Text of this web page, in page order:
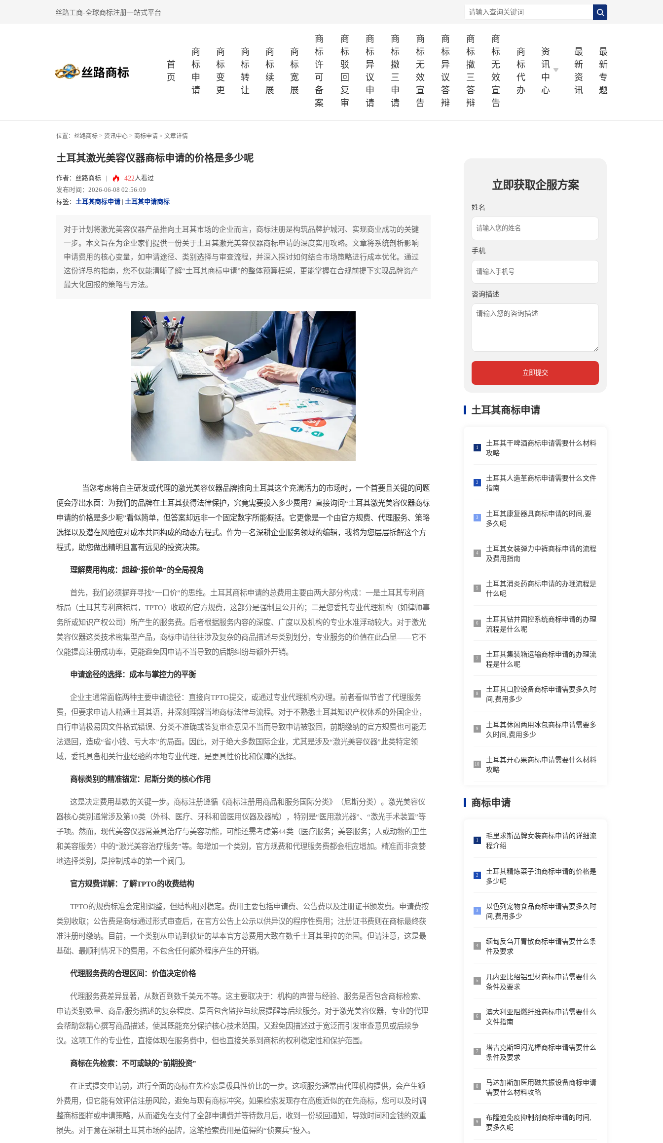
丝路工商-全球商标注册一站式平台
首
页
商
标
申
请
商
标
变
更
商
标
转
让
商
标
续
展
商
标
宽
展
商
标
许
可
备
案
商
标
驳
回
复
审
商
标
异
议
申
请
商
标
撤
三
申
请
商
标
无
效
宣
告
商
标
异
议
答
辩
商
标
撤
三
答
辩
商
标
无
效
宣
告
商
标
代
办
资
讯
中
心
最
新
资
讯
最
新
专
题
位置： 丝路商标 > 资讯中心 > 商标申请 > 文章详情
土耳其激光美容仪器商标申请的价格是多少呢
作者：丝路商标 422人看过
发布时间：2026-06-08 02:56:09
标签： 土耳其商标申请 土耳其申请商标
对于计划将激光美容仪器产品推向土耳其市场的企业而言，商标注册是构筑品牌护城河、实现商业成功的关键
一步。本文旨在为企业家们提供一份关于土耳其激光美容仪器商标申请的深度实用攻略。文章将系统剖析影响
申请费用的核心变量，如申请途径、类别选择与审查流程，并深入探讨如何结合市场策略进行成本优化。通过
这份详尽的指南，您不仅能清晰了解“土耳其商标申请”的整体预算框架，更能掌握在合规前提下实现品牌资产
最大化回报的策略与方法。
当您考虑将自主研发或代理的激光美容仪器品牌推向土耳其这个充满活力的市场时，一个首要且关键的问题
便会浮出水面：为我们的品牌在土耳其获得法律保护，究竟需要投入多少费用？直接询问“土耳其激光美容仪器商标
申请的价格是多少呢”看似简单，但答案却远非一个固定数字所能概括。它更像是一个由官方规费、代理服务、策略
选择以及潜在风险应对成本共同构成的动态方程式。作为一名深耕企业服务领域的编辑，我将为您层层拆解这个方
程式，助您做出精明且富有远见的投资决策。
理解费用构成：超越“报价单”的全局视角
首先，我们必须摒弃寻找“一口价”的思维。土耳其商标申请的总费用主要由两大部分构成：一是土耳其专利商
标局（土耳其专利商标局，TPTO）收取的官方规费，这部分是强制且公开的；二是您委托专业代理机构（如律师事
务所或知识产权公司）所产生的服务费。后者根据服务内容的深度、广度以及机构的专业水准浮动较大。对于激光
美容仪器这类技术密集型产品，商标申请往往涉及复杂的商品描述与类别划分，专业服务的价值在此凸显——它不
仅能提高注册成功率，更能避免因申请不当导致的后期纠纷与额外开销。
申请途径的选择：成本与掌控力的平衡
企业主通常面临两种主要申请途径：直接向TPTO提交，或通过专业代理机构办理。前者看似节省了代理服务
费，但要求申请人精通土耳其语，并深刻理解当地商标法律与流程。对于不熟悉土耳其知识产权体系的外国企业，
自行申请极易因文件格式错误、分类不准确或答复审查意见不当而导致申请被驳回，前期缴纳的官方规费也可能无
法退回，造成“省小钱、亏大本”的局面。因此，对于绝大多数国际企业，尤其是涉及“激光美容仪器”此类特定领
域，委托具备相关行业经验的本地专业代理，是更具性价比和保障的选择。
商标类别的精准锚定：尼斯分类的核心作用
这是决定费用基数的关键一步。商标注册遵循《商标注册用商品和服务国际分类》（尼斯分类）。激光美容仪
器核心类别通常涉及第10类（外科、医疗、牙科和兽医用仪器及器械），特别是“医用激光器”、“激光手术装置”等
子项。然而，现代美容仪器常兼具治疗与美容功能，可能还需考虑第44类（医疗服务；美容服务；人或动物的卫生
和美容服务）中的“激光美容治疗服务”等。每增加一个类别，官方规费和代理服务费都会相应增加。精准而非贪婪
地选择类别，是控制成本的第一个阀门。
官方规费详解：了解TPTO的收费结构
TPTO的规费标准会定期调整，但结构相对稳定。费用主要包括申请费、公告费以及注册证书颁发费。申请费按
类别收取；公告费是商标通过形式审查后，在官方公告上公示以供异议的程序性费用；注册证书费则在商标最终获
准注册时缴纳。目前，一个类别从申请到获证的基本官方总费用大致在数千土耳其里拉的范围。但请注意，这是最
基础、最顺利情况下的费用，不包含任何额外程序产生的开销。
代理服务费的合理区间：价值决定价格
代理服务费差异显著，从数百到数千美元不等。这主要取决于：机构的声誉与经验、服务是否包含商标检索、
申请类别数量、商品/服务描述的复杂程度、是否包含监控与续展提醒等后续服务。对于激光美容仪器，专业的代理
会帮助您精心撰写商品描述，使其既能充分保护核心技术范围，又避免因描述过于宽泛而引发审查意见或后续争
议。这项工作的专业性，直接体现在服务费中，但也直接关系到商标的权利稳定性和保护范围。
商标在先检索：不可或缺的“前期投资”
在正式提交申请前，进行全面的商标在先检索是极具性价比的一步。这项服务通常由代理机构提供，会产生额
外费用，但它能有效评估注册风险，避免与现有商标冲突。如果检索发现存在高度近似的在先商标，您可以及时调
整商标图样或申请策略，从而避免在支付了全部申请费并等待数月后，收到一份驳回通知，导致时间和金钱的双重
损失。对于意在深耕土耳其市场的品牌，这笔检索费用是值得的“侦察兵”投入。
立即获取企服方案
姓名
手机
咨询描述
立即提交
土耳其商标申请
1
土耳其干啤酒商标申请需要什么材料
攻略
2
土耳其人造革商标申请需要什么文件
指南
3
土耳其康复器具商标申请的时间,要
多久呢
4
土耳其女装弹力中裤商标申请的流程
及费用指南
5
土耳其消炎药商标申请的办理流程是
什么呢
6
土耳其钻井固控系统商标申请的办理
流程是什么呢
7
土耳其集装箱运输商标申请的办理流
程是什么呢
8
土耳其口腔设备商标申请需要多久时
间,费用多少
9
土耳其休闲两用冰包商标申请需要多
久时间,费用多少
10
土耳其开心果商标申请需要什么材料
攻略
商标申请
1
毛里求斯品牌女装商标申请的详细流
程介绍
2
土耳其精炼菜子油商标申请的价格是
多少呢
3
以色列宠物食品商标申请需要多久时
间,费用多少
4
缅甸反刍开胃散商标申请需要什么条
件及要求
5
几内亚比绍铝型材商标申请需要什么
条件及要求
6
澳大利亚阻燃纤维商标申请需要什么
文件指南
7
塔吉克斯坦闪光棒商标申请需要什么
条件及要求
8
马达加斯加医用磁共振设备商标申请
需要什么材料攻略
9
布隆迪免疫抑制剂商标申请的时间,
要多久呢